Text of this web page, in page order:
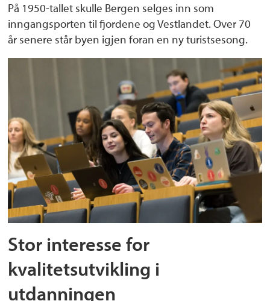
På 1950-tallet skulle Bergen selges inn som
inngangsporten til fjordene og Vestlandet. Over 70
år senere står byen igjen foran en ny turistsesong.
Stor interesse for
kvalitetsutvikling i
utdanningen